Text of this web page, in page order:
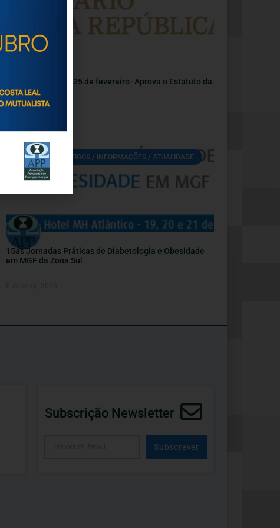
Lei n.º 7/2026, de 25 de fevereiro- Aprova o Estatuto da
Pessoa Idosa
27 Fevereiro, 2026
ARTIGOS / INFORMAÇÕES / ATUALIDADE
15as Jornadas Práticas de Diabetologia e Obesidade
em MGF da Zona Sul
Subscrição Newsletter
Subscrever